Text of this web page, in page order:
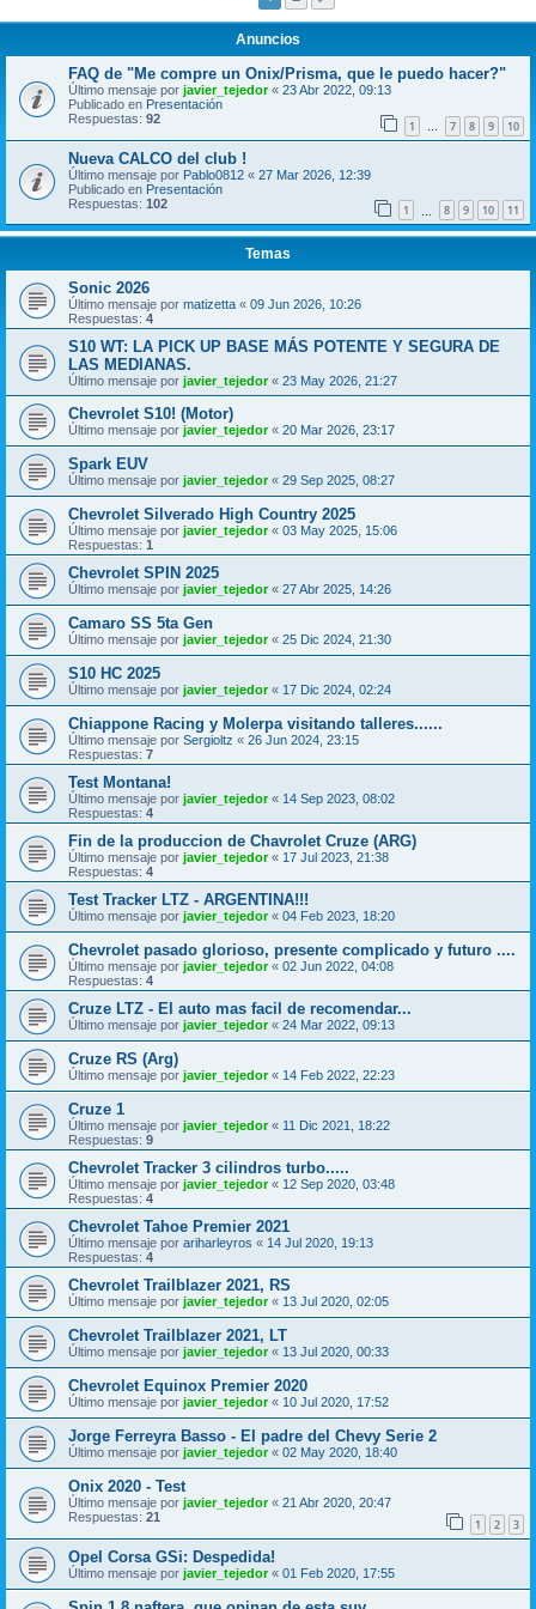
Anuncios
FAQ de "Me compre un Onix/Prisma, que le puedo hacer?"
Último mensaje por javier_tejedor« 23 Abr 2022, 09:13
Publicado en Presentación
Respuestas: 92 1 … 7 8 9 10
Nueva CALCO del club !
Último mensaje por Pablo0812 « 27 Mar 2026, 12:39
Publicado en Presentación
Respuestas: 102 1 8 9 10 11
Temas
Sonic 2026
Último mensaje por matizetta « 09 Jun 2026, 10:26
Respuestas: 4
S10 WT: LA PICK UP BASE MÁS POTENTE Y SEGURA DE
LAS MEDIANAS.
Último mensaje por javier_tejedor« 23 May 2026, 21:27
Chevrolet S10! (Motor)
Último mensaje por javier_tejedor« 20 Mar 2026, 23:17
Spark EUV
Último mensaje por javier_tejedor« 29 Sep 2025, 08:27
Chevrolet Silverado High Country 2025
Último mensaje por javier_tejedor« 03 May 2025, 15:06
Respuestas: 1
Chevrolet SPIN 2025
Último mensaje por javier_tejedor« 27 Abr 2025, 14:26
Camaro SS 5ta Gen
Último mensaje por javier_tejedor« 25 Dic 2024, 21:30
S10 HC 2025
Último mensaje por javier_tejedor« 17 Dic 2024, 02:24
Chiappone Racing y Molerpa visitando talleres......
Último mensaje por Sergioltz « 26 Jun 2024, 23:15
Respuestas: 7
Test Montana!
Último mensaje por javier_tejedor« 14 Sep 2023, 08:02
Respuestas: 4
Fin de la produccion de Chavrolet Cruze (ARG)
Último mensaje por javier_tejedor« 17 Jul 2023, 21:38
Respuestas: 4
Test Tracker LTZ - ARGENTINA!!!
Último mensaje por javier_tejedor« 04 Feb 2023, 18:20
Chevrolet pasado glorioso, presente complicado y futuro ....
Último mensaje por javier_tejedor« 02 Jun 2022, 04:08
Respuestas: 4
Cruze LTZ - El auto mas facil de recomendar...
Último mensaje por javier_tejedor« 24 Mar 2022, 09:13
Cruze RS (Arg)
Último mensaje por javier_tejedor« 14 Feb 2022, 22:23
Cruze 1
Último mensaje por javier_tejedor« 11 Dic 2021, 18:22
Respuestas: 9
Chevrolet Tracker 3 cilindros turbo.....
Último mensaje por javier_tejedor« 12 Sep 2020, 03:48
Respuestas: 4
Chevrolet Tahoe Premier 2021
Último mensaje por ariharleyros « 14 Jul 2020, 19:13
Respuestas: 4
Chevrolet Trailblazer 2021, RS
Último mensaje por javier_tejedor« 13 Jul 2020, 02:05
Chevrolet Trailblazer 2021, LT
Último mensaje por javier_tejedor« 13 Jul 2020, 00:33
Chevrolet Equinox Premier 2020
Último mensaje por javier_tejedor« 10 Jul 2020, 17:52
Jorge Ferreyra Basso - El padre del Chevy Serie 2
Último mensaje por javier_tejedor« 02 May 2020, 18:40
Onix 2020 - Test
Último mensaje por javier_tejedor« 21 Abr 2020, 20:47
Respuestas: 21 1 2 3
Opel Corsa GSi: Despedida!
Último mensaje por javier_tejedor« 01 Feb 2020, 17:55